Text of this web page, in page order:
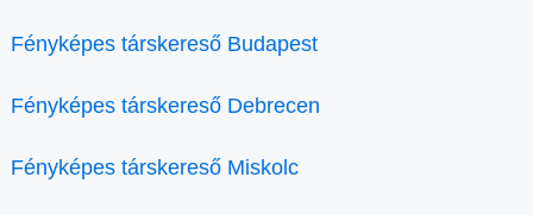
Fényképes társkereső Budapest
Fényképes társkereső Debrecen
Fényképes társkereső Miskolc